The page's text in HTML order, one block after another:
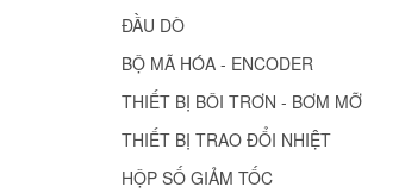
ĐẦU DÒ
BỘ MÃ HÓA - ENCODER
THIẾT BỊ BÔI TRƠN - BƠM MỠ
THIẾT BỊ TRAO ĐỔI NHIỆT
HỘP SỐ GIẢM TỐC